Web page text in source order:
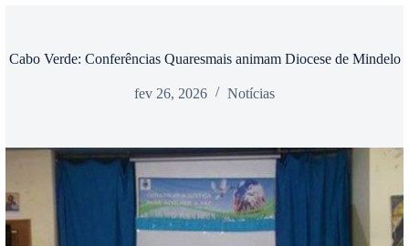
Cabo Verde: Conferências Quaresmais animam Diocese de Mindelo
fev 26, 2026 Notícias